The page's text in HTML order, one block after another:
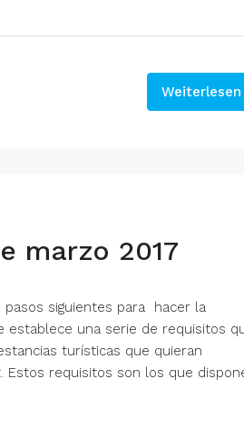
Weiterlesen
marzo 2017
siguientes para hacer la
establece una serie de requisitos
turísticas que quieran
requisitos son los que